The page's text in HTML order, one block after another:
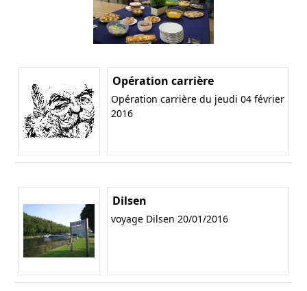
Opération carrière
Opération carrière du jeudi 04 février
2016
Dilsen
voyage Dilsen 20/01/2016